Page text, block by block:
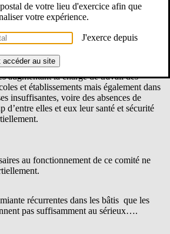
sécurité au travail depuis fin août
de problématiques psycho-sociales dues
suffisants, mais également à des tensions
et personnels, entre collègues, à des
de la part d’élèves et d’adultes. Un
augmentant la charge de travail des
et établissements mais également dans
insuffisantes, voire des absences de
d’entre elles et eux leur santé et sécurité
au fonctionnement de ce comité ne
récurrentes dans les bâtis que les
pas suffisamment au sérieux….
de votre lieu d'exercice afin que
votre expérience.
J'exerce depuis
accéder au site